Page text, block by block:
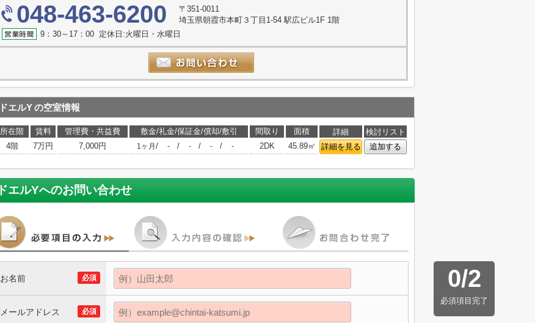
048-463-6200
〒351-0011
埼玉県朝霞市本町３丁目1-54 駅広ビル1F 1階
9：30～17：00 定休日:火曜日・水曜日
ドエルYの空室情報
所在階 賃料 管理費・共益費 敷金/礼金/保証金/償却/敷引 間取り 面積 詳細
検討リスト
4階
7万円 7,000円 1ヶ月 / - / - / - / - 2DK 45.89㎡ 詳細を見る 追加する
ドエルYへのお問い合わせ
0/2
必須項目完了
必須
お名前
必須
メールアドレス